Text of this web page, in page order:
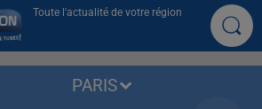
Toute l'actualité de votre région
PARIS